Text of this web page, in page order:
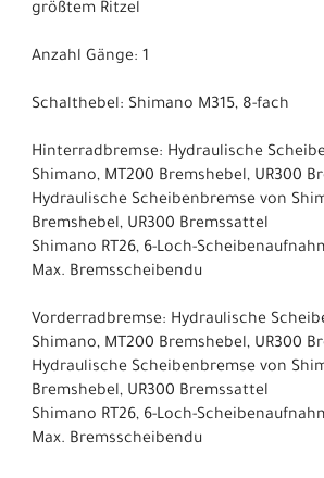
größtem Ritzel
Anzahl Gänge: 1
Schalthebel: Shimano M315, 8-fach
Hinterradbremse: Hydraulische
Shimano, MT200 Bremshebel, UR300
Hydraulische Scheibenbremse von
Bremshebel, UR300 Bremssattel
Shimano RT26, 6-Loch-
Max. Bremsscheibendu
Vorderradbremse: Hydraulische
Shimano, MT200 Bremshebel, UR300
Hydraulische Scheibenbremse von
Bremshebel, UR300 Bremssattel
Shimano RT26, 6-Loch-
Max. Bremsscheibendu